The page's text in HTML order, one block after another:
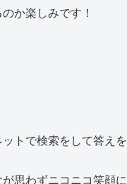
か楽しみです！
トで検索をして答えを
思わずニコニコ笑顔に